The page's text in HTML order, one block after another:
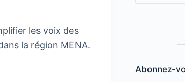
les voix des
la région MENA.
Abonnez-